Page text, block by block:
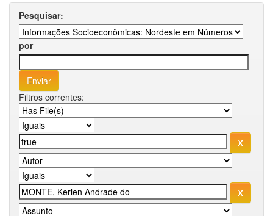
Pesquisar:
por
Filtros correntes: